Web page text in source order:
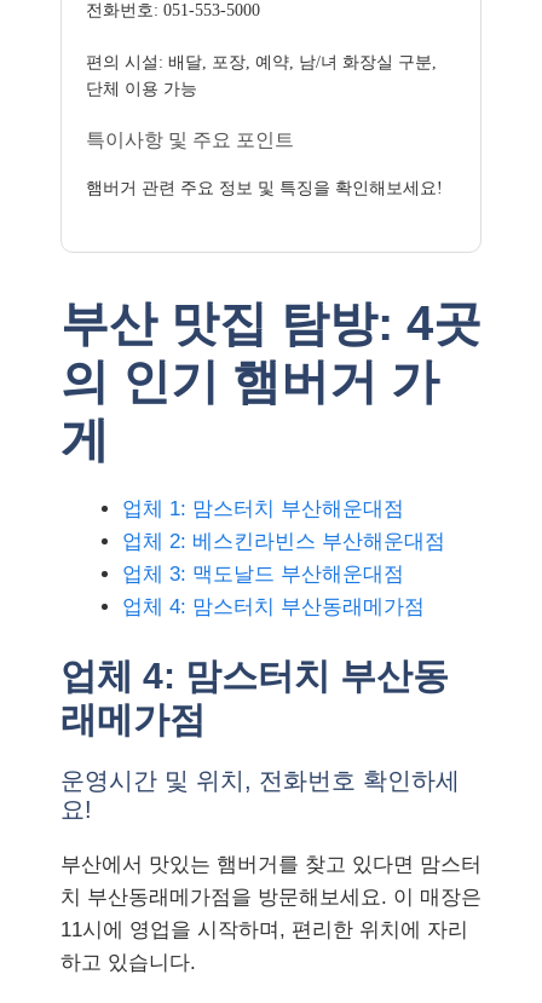
전화번호: 051-553-5000
편의 시설: 배달, 포장, 예약, 남/녀 화장실 구분,
단체 이용 가능
특이사항 및 주요 포인트
햄버거 관련 주요 정보 및 특징을 확인해보세요!
부산 맛집 탐방: 4곳
의 인기 햄버거 가
게
업체 1: 맘스터치 부산해운대점
업체 2: 베스킨라빈스 부산해운대점
업체 3: 맥도날드 부산해운대점
업체 4: 맘스터치 부산동래메가점
업체 4: 맘스터치 부산동
래메가점
운영시간 및 위치, 전화번호 확인하세
요!
부산에서 맛있는 햄버거를 찾고 있다면 맘스터
치 부산동래메가점을 방문해보세요. 이 매장은
11시에 영업을 시작하며, 편리한 위치에 자리
하고 있습니다.